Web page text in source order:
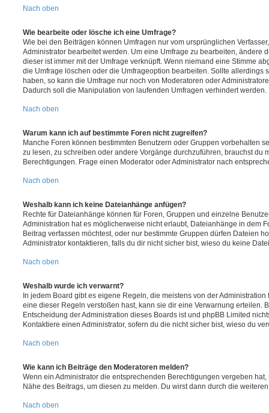
Nach oben
Wie bearbeite oder lösche ich eine Umfrage?
Wie bei den Beiträgen können Umfragen nur vom ursprünglichen
Administrator bearbeitet werden. Um eine Umfrage zu bearbeiten, ändere
dieser ist immer mit der Umfrage verknüpft. Wenn niemand eine Stimme
die Umfrage löschen oder die Umfrageoption bearbeiten. Sollte allerdings
haben, so kann die Umfrage nur noch von Moderatoren oder
Dadurch soll die Manipulation von laufenden Umfragen verhindert werden.
Nach oben
Warum kann ich auf bestimmte Foren nicht zugreifen?
Manche Foren können bestimmten Benutzern oder Gruppen vorbehalten
zu lesen, zu schreiben oder andere Vorgänge durchzuführen, brauchst du
Berechtigungen. Frage einen Moderator oder Administrator nach
Nach oben
Weshalb kann ich keine Dateianhänge anfügen?
Rechte für Dateianhänge können für Foren, Gruppen und einzelne
Administration hat es möglicherweise nicht erlaubt, Dateianhänge in dem
Beitrag verfassen möchtest, oder nur bestimmte Gruppen dürfen Dateien
Administrator kontaktieren, falls du dir nicht sicher bist, wieso du keine
Nach oben
Weshalb wurde ich verwarnt?
In jedem Board gibt es eigene Regeln, die meistens von der
eine dieser Regeln verstoßen hast, kann sie dir eine Verwarnung erteilen.
Entscheidung der Administration dieses Boards ist und phpBB Limited
Kontaktiere einen Administrator, sofern du die nicht sicher bist, wieso du
Nach oben
Wie kann ich Beiträge den Moderatoren melden?
Wenn ein Administrator die entsprechenden Berechtigungen vergeben
Nähe des Beitrags, um diesen zu melden. Du wirst dann durch die
Nach oben